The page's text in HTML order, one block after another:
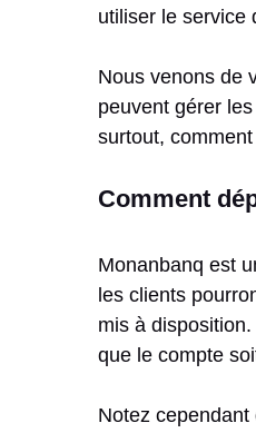
utiliser le service
Nous venons de
peuvent gérer
surtout,
Comment
Monanbanq est
les clients
mis à
que le compte
Notez